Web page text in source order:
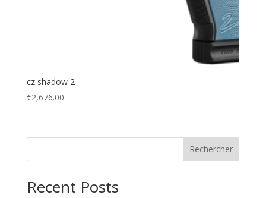
cz shadow 2
€2,676.00
Rechercher
Recent Posts